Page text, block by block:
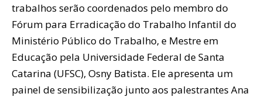
trabalhos serão coordenados pelo membro do
Fórum para Erradicação do Trabalho Infantil do
Ministério Público do Trabalho, e Mestre em
Educação pela Universidade Federal de Santa
Catarina (UFSC), Osny Batista. Ele apresenta um
painel de sensibilização junto aos palestrantes Ana